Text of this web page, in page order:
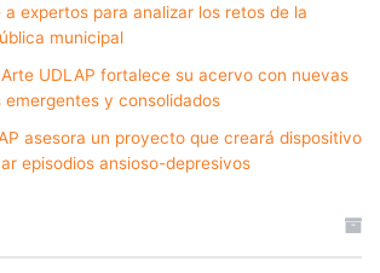
a expertos para analizar los retos de la
municipal
UDLAP fortalece su acervo con nuevas
y consolidados
asesora un proyecto que creará dispositivo
episodios ansioso-depresivos